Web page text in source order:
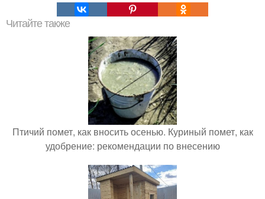
Читайте также
Птичий помет, как вносить осенью. Куриный помет, как
удобрение: рекомендации по внесению